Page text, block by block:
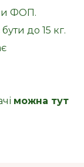
ФОП.
до 15 кг.
можна тут